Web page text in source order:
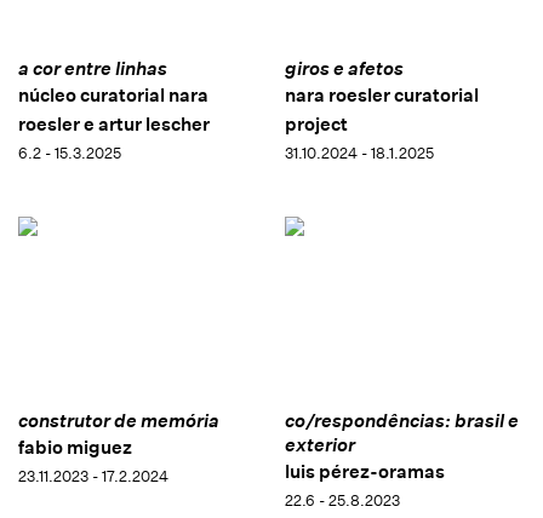
a cor entre linhas
núcleo curatorial nara
roesler e artur lescher
6.2 - 15.3.2025
giros e afetos
nara roesler curatorial
project
31.10.2024 - 18.1.2025
construtor de memória
fabio miguez
23.11.2023 - 17.2.2024
co/respondências: brasil e
exterior
luis pérez-oramas
22.6 - 25.8.2023